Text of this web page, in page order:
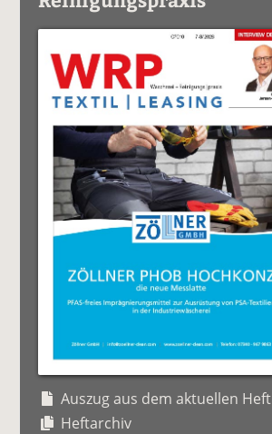
Auszug aus dem aktuellen Heft
Heftarchiv